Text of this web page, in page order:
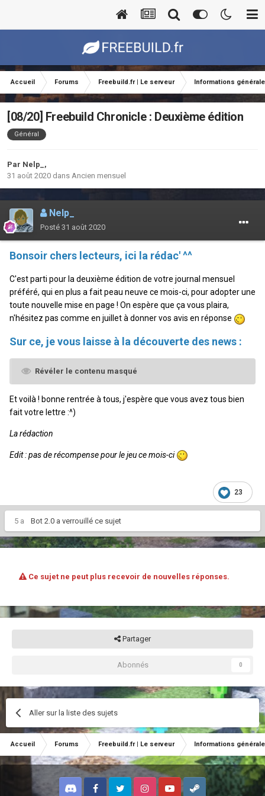
Accueil Forums Freebuild.fr | Le serveur Informations
[08/20] Freebuild Chronicle : Deuxième édition
Général
Par Nelp_ ,
31 août 2020 dans Ancien mensuel
Nelp_
Posté 31 août 2020
Bonsoir chers lecteurs, ici la rédac' ^^
C'est parti pour la deuxième édition de votre journal mensuel
préféré, qui en plus a fait peau neuve ce mois-ci, pour adopter une
toute nouvelle mise en page ! On espère que ça vous plaira,
n'hésitez pas comme en juillet à donner vos avis en réponse
Sur ce, je vous laisse à la découverte des news :
Révéler le contenu masqué
Et voilà ! bonne rentrée à tous, j'espère que vous avez tous bien
fait votre lettre :^)
La rédaction
Edit : pas de récompense pour le jeu ce mois-ci
23
5 a Bot 2.0 a verrouillé ce sujet
Ce sujet ne peut plus recevoir de nouvelles réponses.
Partager
Abonnés 0
Aller sur la liste des sujets
Accueil Forums Freebuild.fr | Le serveur Informations